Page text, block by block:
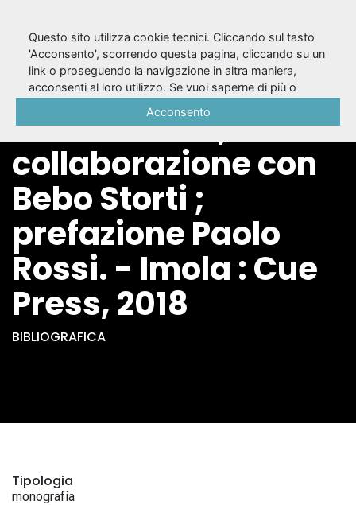
Io Santo, Tu Beato /
Renato Sarti ; in
collaborazione con
Bebo Storti ;
prefazione Paolo
Rossi. - Imola : Cue
Press, 2018
BIBLIOGRAFICA
Tipologia
monografia
Questo sito utilizza cookie tecnici. Cliccando sul tasto
'Acconsento', scorrendo questa pagina, cliccando su un
link o proseguendo la navigazione in altra maniera,
acconsenti al loro utilizzo. Se vuoi saperne di più o
Acconsento